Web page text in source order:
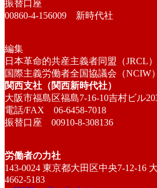
振替口座
00860-4-156009 新時代社
編集
日本革命的共産主義者同盟（JRCL
国際主義労働者全国協議会（NCIW
関西支社（関西新時代社）
大阪市福島区福島7-16-10吉村ビル
電話/FAX 06-6458-7018
振替口座 00910-8-308136
労働者の力社
143-0024 東京都大田区中央7-12-
4662-5183